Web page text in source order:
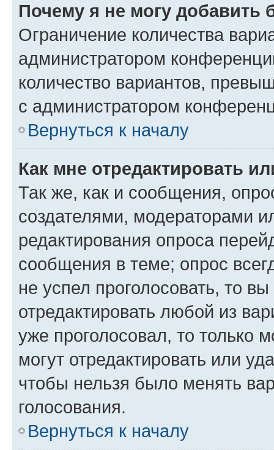
Почему я не могу добавить
Ограничение количества
администратором
количество вариантов,
с администратором
Вернуться к началу
Как мне отредактировать
Так же, как и сообщения,
создателями, модераторами
редактирования опроса
сообщения в теме; опрос
не успел проголосовать, то
отредактировать любой из
уже проголосовал, то только
могут отредактировать или
чтобы нельзя было менять
голосования.
Вернуться к началу